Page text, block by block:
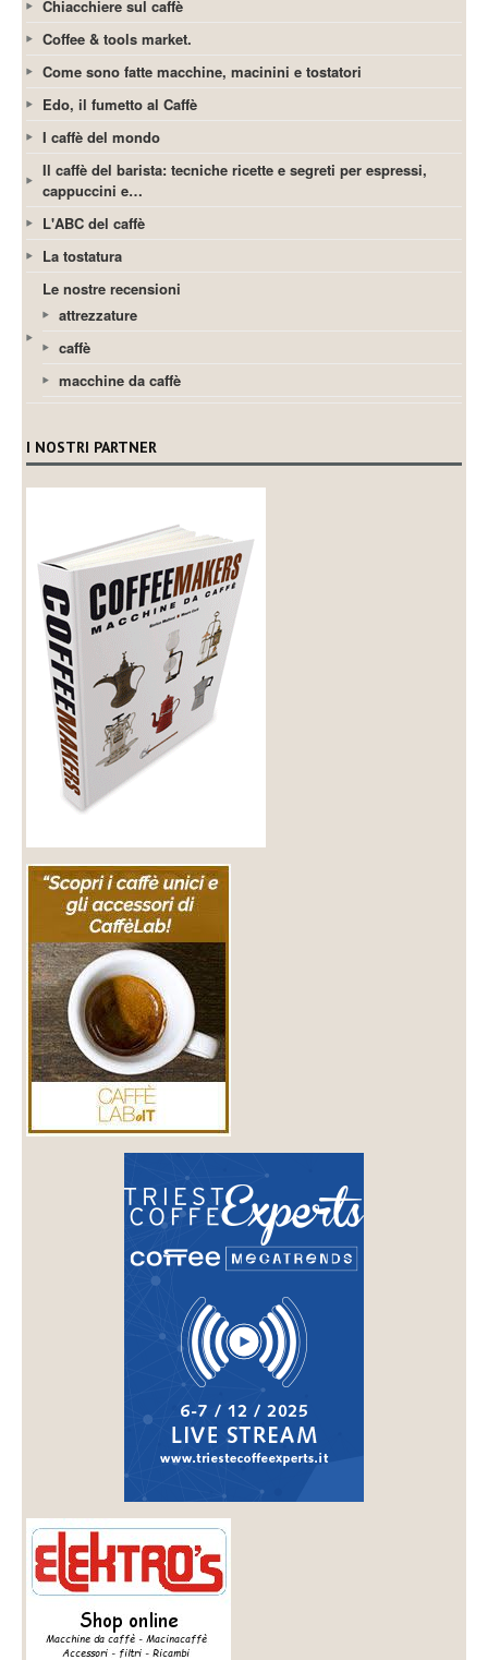
Chiacchiere sul caffè
Coffee & tools market.
Come sono fatte macchine, macinini e tostatori
Edo, il fumetto al Caffè
I caffè del mondo
Il caffè del barista: tecniche ricette e segreti per espressi,
cappuccini e…
L'ABC del caffè
La tostatura
Le nostre recensioni
attrezzature
caffè
macchine da caffè
I NOSTRI PARTNER